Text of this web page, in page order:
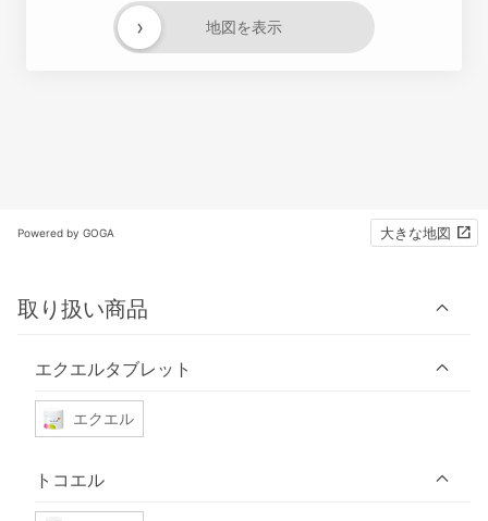
地図を表示
›
Powered by GOGA 大きな地図
取り扱い商品
エクエルタブレット
エクエル
トコエル